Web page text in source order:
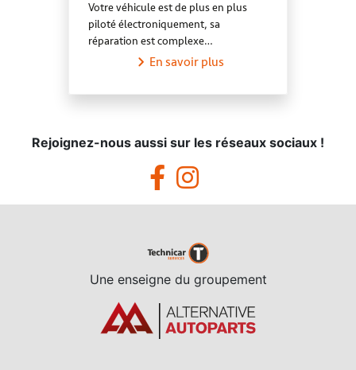
Votre véhicule est de plus en plus
piloté électroniquement, sa
réparation est complexe…
En savoir plus
Rejoignez-nous aussi sur les réseaux sociaux !
Une enseigne du groupement